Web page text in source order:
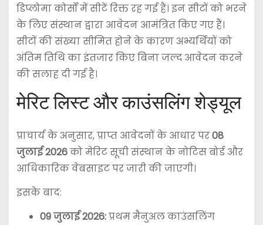
डिप्लोमा कोर्सों में सीटें रिक्त रह गई हैं। इन सीटों को भरने
के लिए संस्थान द्वारा आवेदन आमंत्रित किए गए हैं।
सीटों की संख्या सीमित होने के कारण अभ्यर्थियों को
अंतिम तिथि का इंतजार किए बिना जल्द आवेदन करने
की सलाह दी गई है।
मेरिट लिस्ट और काउंसलिंग शेड्यूल
प्राचार्य के अनुसार, प्राप्त आवेदनों के आधार पर08
जुलाई 2026को मेरिट सूची संस्थान के नोटिस बोर्ड और
आधिकारिक वेबसाइट पर जारी की जाएगी।
इसके बाद:
09 जुलाई 2026:प्रथम मैनुअल काउंसलिंग